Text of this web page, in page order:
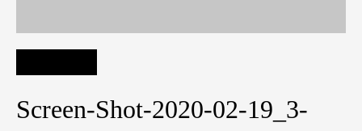
Screen-Shot-2020-02-19_3-